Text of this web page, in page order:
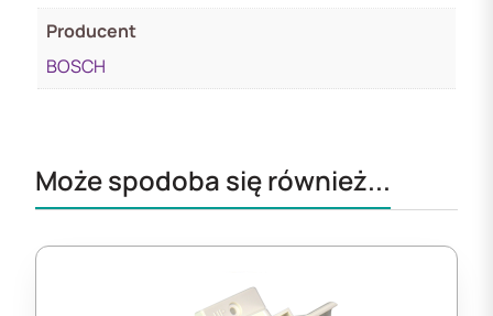
Producent
BOSCH
Może spodoba się również...